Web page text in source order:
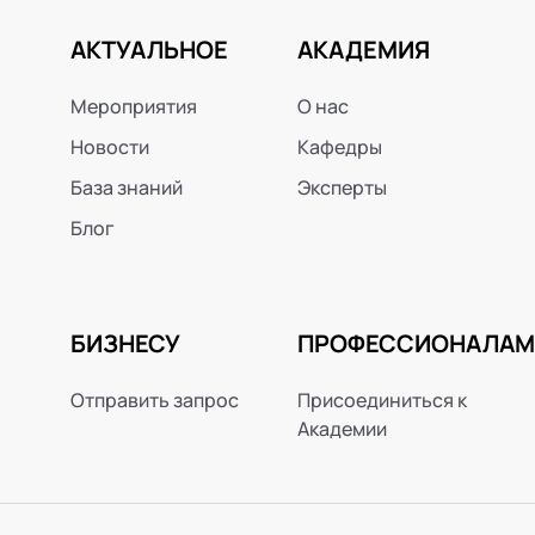
АКТУАЛЬНОЕ
Мероприятия
Новости
База знаний
Блог
АКАДЕМИЯ
О нас
Кафедры
Эксперты
БИЗНЕСУ
Отправить запрос
ПРОФЕССИОНАЛАМ
Присоединиться к
Академии